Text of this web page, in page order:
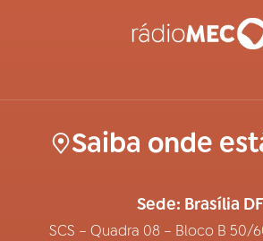
Saiba onde
Sede: Brasília DF
SCS – Quadra 08 – Bloco B 50/